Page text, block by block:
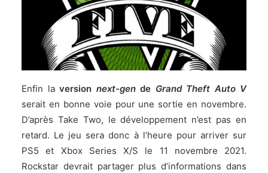
Enfin la version next-gende Grand Theft Auto V
serait en bonne voie pour une sortie en novembre.
D’après Take Two, le développement n’est pas en
retard. Le jeu sera donc à l’heure pour arriver sur
PS5 et Xbox Series X/S le 11 novembre 2021.
Rockstar devrait partager plus d’informations dans